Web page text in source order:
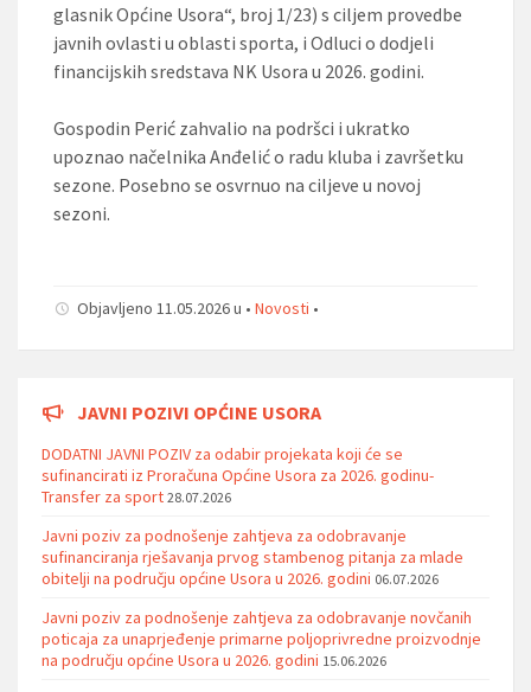
glasnik Općine Usora“, broj 1/23) s ciljem provedbe
javnih ovlasti u oblasti sporta, i Odluci o dodjeli
financijskih sredstava NK Usora u 2026. godini.
Gospodin Perić zahvalio na podršci i ukratko
upoznao načelnika Anđelić o radu kluba i završetku
sezone. Posebno se osvrnuo na ciljeve u novoj
sezoni.
Objavljeno 11.05.2026 u • Novosti •
JAVNI POZIVI OPĆINE USORA
DODATNI JAVNI POZIV za odabir projekata koji će se
sufinancirati iz Proračuna Općine Usora za 2026. godinu-
Transfer za sport 28.07.2026
Javni poziv za podnošenje zahtjeva za odobravanje
sufinanciranja rješavanja prvog stambenog pitanja za mlade
obitelji na području općine Usora u 2026. godini 06.07.2026
Javni poziv za podnošenje zahtjeva za odobravanje novčanih
poticaja za unaprjeđenje primarne poljoprivredne proizvodnje
na području općine Usora u 2026. godini 15.06.2026